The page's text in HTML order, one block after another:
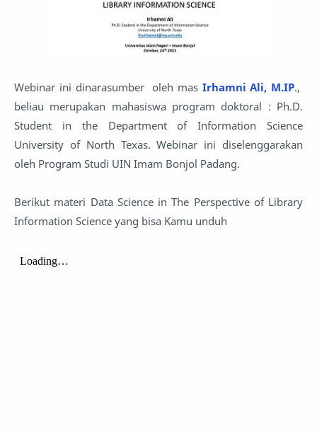
Webinar ini dinarasumber oleh mas Irhamni Ali, M.IP.,
beliau merupakan mahasiswa program doktoral : Ph.D.
Student in the Department of Information Science
University of North Texas. Webinar ini diselenggarakan
oleh Program Studi UIN Imam Bonjol Padang.
Berikut materi Data Science in The Perspective of Library
Information Science yang bisa Kamu unduh